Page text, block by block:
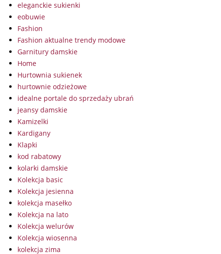
eleganckie sukienki
eobuwie
Fashion
Fashion aktualne trendy modowe
Garnitury damskie
Home
Hurtownia sukienek
hurtownie odzieżowe
idealne portale do sprzedaży ubrań
jeansy damskie
Kamizelki
Kardigany
Klapki
kod rabatowy
kolarki damskie
Kolekcja basic
Kolekcja jesienna
kolekcja masełko
Kolekcja na lato
Kolekcja welurów
Kolekcja wiosenna
kolekcja zima